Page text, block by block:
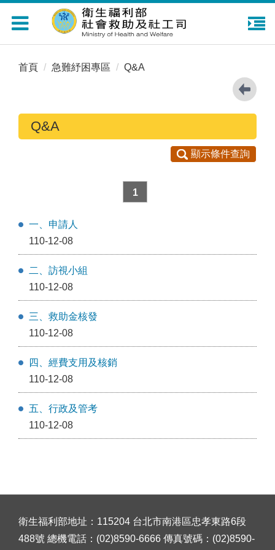
Toggle
navigation
首頁 急難紓困專區 Q&A
Q&A
顯示條件查詢
1
一、申請人
110-12-08
二、訪視小組
110-12-08
三、救助金核發
110-12-08
四、經費支用及核銷
110-12-08
五、行政及管考
110-12-08
衛生福利部地址：115204 台北市南港區忠孝東路6段
488號 總機電話：(02)8590-6666 傳真號碼：(02)8590-